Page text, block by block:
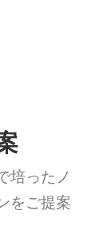
培ったノ
をご提案